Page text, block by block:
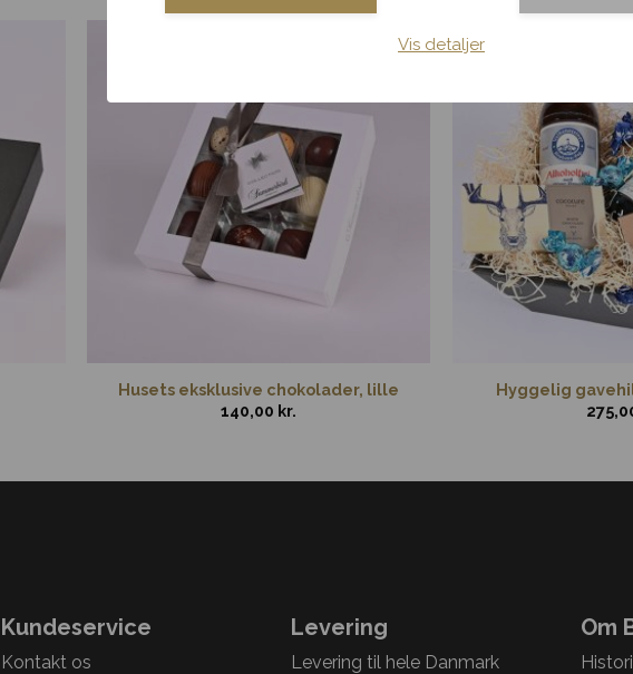
Vis detaljer
Husets eksklusive chokolader, lille
140,00 kr.
Hyggelig
Kundeservice
Kontakt os
Levering
Levering til hele Danmark
Om